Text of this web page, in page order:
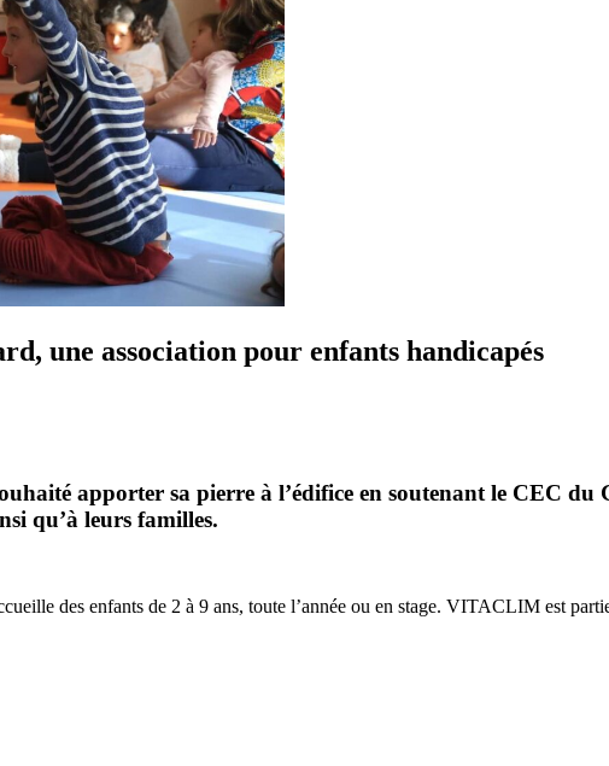
une association pour enfants handicapés
apporter sa pierre à l’édifice en soutenant le CEC
qu’à leurs familles.
des enfants de 2 à 9 ans, toute l’année ou en stage. VITACLIM est